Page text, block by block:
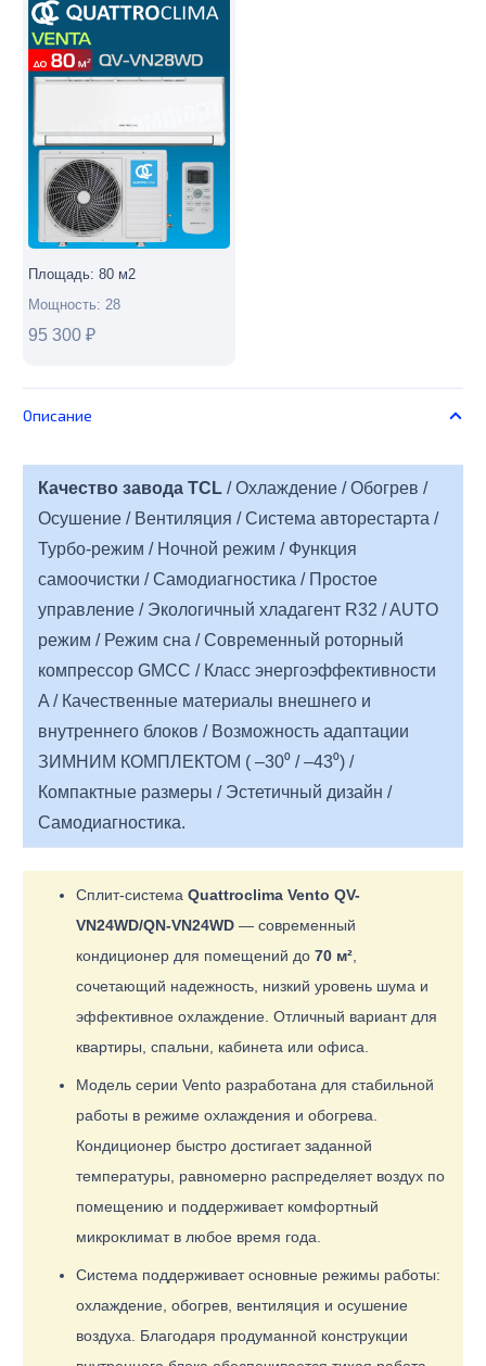
Площадь: 80 м2
Мощность: 28
95 300 ₽
Описание
Качество завода TCL / Охлаждение / Обогрев /
Осушение / Вентиляция /Система авторестарта /
Турбо-режим / Ночной режим / Функция
самоочистки / Самодиагностика / Простое
управление / Экологичный хладагент R32 /AUTO
режим / Режим сна / Современный роторный
компрессор GMCC / Класс энергоэффективности
A / Качественные материалы внешнего и
внутреннего блоков / Возможность адаптации
ЗИМНИМ КОМПЛЕКТОМ ( –30⁰ / –43⁰) /
Компактные размеры / Эстетичный дизайн /
Самодиагностика.
Сплит-система Quattroclima Vento QV-
VN24WD/QN-VN24WD — современный
кондиционер для помещений до 70 м²,
сочетающий надежность, низкий уровень шума и
эффективное охлаждение. Отличный вариант для
квартиры, спальни, кабинета или офиса.
Модель серии Vento разработана для стабильной
работы в режиме охлаждения и обогрева.
Кондиционер быстро достигает заданной
температуры, равномерно распределяет воздух по
помещению и поддерживает комфортный
микроклимат в любое время года.
Система поддерживает основные режимы работы:
охлаждение, обогрев, вентиляция и осушение
воздуха. Благодаря продуманной конструкции